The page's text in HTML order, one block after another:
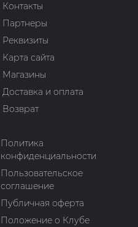
Контакты
Партнеры
Реквизиты
Карта сайта
Магазины
Доставка и оплата
Возврат
Политика
конфиденциальности
Пользовательское
соглашение
Публичная оферта
Положение о Клубе